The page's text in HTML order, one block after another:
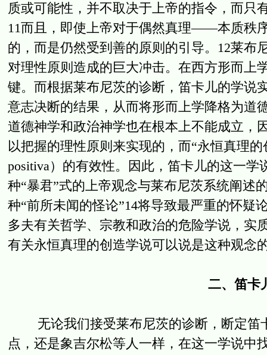
质或可能性，并不取决于上帝的指令，而只
11而且，即使上帝对于偶然真理——本质秩
的，而是仍然受到善的原则的引导。12莱布
对理性原则造成的巨大冲击。在西方形而上
键。而根据莱布尼茨的诊断，笛卡儿的学说
意志决断的结果，从而将形而上学降格为道
道德神学和政治神学也在根本上不能成立
以把握的理性原则来实现的，而“永恒真理
positiva）的有效性。因此，笛卡儿的这一
种“暴君”式的上帝观念与莱布尼茨系统阐述
种“前所未闻的怪论”14将导致最严重的怀疑
多夫有关哲学、宗教和政治的危险学说，实
有关永恒真理的创造学说可以说是这种观念
二、笛卡
无论我们接受莱布尼茨的诊断，断定笛
点，还是象吉尔松等人一样，在这一学说中